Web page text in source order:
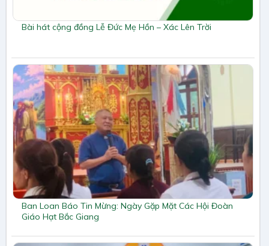
Bài hát cộng đồng Lễ Đức Mẹ Hồn – Xác Lên Trời
Ban Loan Báo Tin Mừng: Ngày Gặp Mặt Các Hội Đoàn
Giáo Hạt Bắc Giang